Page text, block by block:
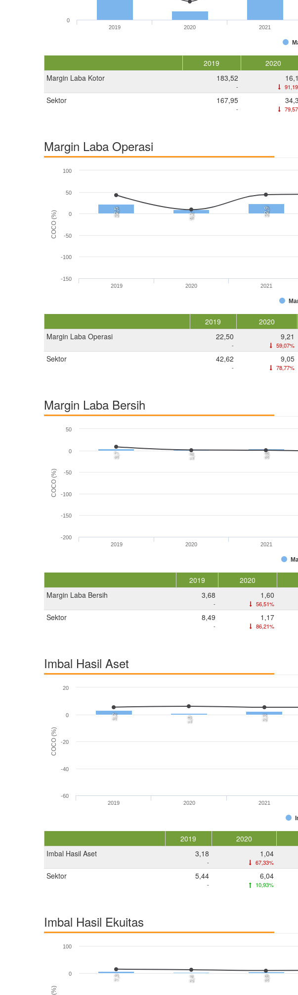
2019 2020 2021
0
2019 2020
Margin Laba Kotor
183,52
-
Sektor 167,95
-
Margin Laba Operasi
COCO (%) 22,5 9,2 22,9
2019 2020 2021
-150
-100
-50
0
50
100
2019 2020
Margin Laba Operasi
22,50
-
9,21
59,07%
Sektor 42,62
-
9,05
78,77%
Margin Laba Bersih
COCO (%)
3,7 1,6 3,8
2019 2020 2021
-200
-150
-100
-50
0
50
2019 2020
Margin Laba Bersih
3,68
-
1,60
56,51%
Sektor 8,49
-
1,17
86,21%
Imbal Hasil Aset
COCO (%)
3,2 1,0 2,3
2019 2020 2021
-60
-40
-20
0
20
2019 2020
Imbal Hasil Aset
3,18
-
1,04
67,33%
Sektor 5,44
-
6,04
10,93%
Imbal Hasil Ekuitas
7,3 2,4 3,9
0
100